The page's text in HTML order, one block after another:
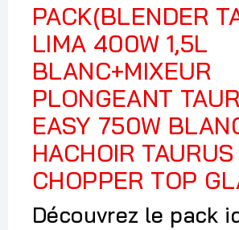
PACK(BLENDER
LIMA 400W 1,5L
BLANC+MIXEUR
PLONGEANT
EASY 750W
HACHOIR TAURUS
CHOPPER TOP
Découvrez le pack